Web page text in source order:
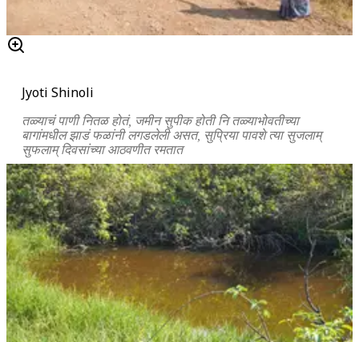
Jyoti Shinoli
तळ्याचं पाणी नितळ होतं, जमीन सुपीक होती नि तळ्याभोवतीच्या
बागांमधील झाडं फळांनी लगडलेली असत, सुप्रिया पावशे त्या सुजलाम्
सुफलाम् दिवसांच्या आठवणीत रमतात